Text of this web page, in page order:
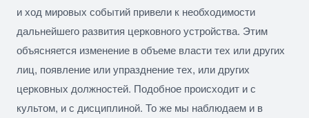
и ход мировых событий привели к необходимости
дальнейшего развития церковного устройства. Этим
объясняется изменение в объеме власти тех или других
лиц, появление или упразднение тех, или других
церковных должностей. Подобное происходит и с
культом, и с дисциплиной. То же мы наблюдаем и в